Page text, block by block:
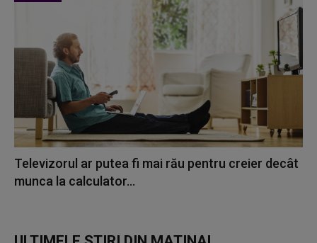
Televizorul ar putea fi mai rău pentru creier decât
munca la calculator...